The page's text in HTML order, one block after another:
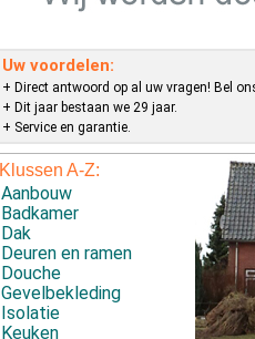
Uw voordelen:
+ Direct antwoord op al uw vragen! Bel
+ Dit jaar bestaan we 29 jaar.
+ Service en garantie.
Klussen A-Z:
Aanbouw
Badkamer
Dak
Deuren en ramen
Douche
Gevelbekleding
Isolatie
Keuken